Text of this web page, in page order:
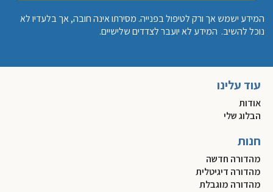
המידע ישמש אך ורק לטיפול בפנייה. מסירתו אינה חובה, אך בלעדיו לא
נוכל להשיב. המידע לא יועבר לצדדים שלישיים.
עוד עלינו
אודות
הבלוג שלי
חנות
מהדורה חדשה
מהדורה דיגיטלית
מהדורה מוגבלת